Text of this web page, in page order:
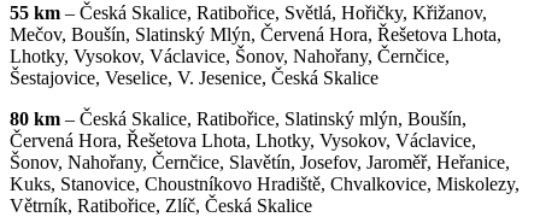
55 km – Česká Skalice, Ratibořice, Světlá, Hořičky, Křižanov,
Mečov, Boušín, Slatinský Mlýn, Červená Hora, Řešetova Lhota,
Lhotky, Vysokov, Václavice, Šonov, Nahořany, Černčice,
Šestajovice, Veselice, V. Jesenice, Česká Skalice
80 km – Česká Skalice, Ratibořice, Slatinský mlýn, Boušín,
Červená Hora, Řešetova Lhota, Lhotky, Vysokov, Václavice,
Šonov, Nahořany, Černčice, Slavětín, Josefov, Jaroměř, Heřanice,
Kuks, Stanovice, Choustníkovo Hradiště, Chvalkovice, Miskolezy,
Větrník, Ratibořice, Zlíč, Česká Skalice